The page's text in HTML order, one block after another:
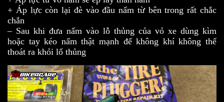
+ Áp lực còn lại đè vào đầu nấm từ bên trong rất chắc
chắn
– Sau khi đưa nấm vào lỗ thủng của vỏ xe dùng kìm
hoặc tay kéo nấm thật mạnh để không khí không thể
thoát ra khỏi lổ thủng